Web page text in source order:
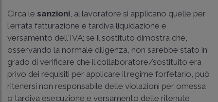
Circa le sanzioni , al lavoratore si applicano quelle per
l'errata fatturazione e tardiva liquidazione e
versamento dell'IVA; se il sostituto dimostra che,
osservando la normale diligenza, non sarebbe stato in
grado di verificare che il collaboratore/sostituito era
privo dei requisiti per applicare il regime forfetario, può
ritenersi non responsabile delle violazioni per omessa
o tardiva esecuzione e versamento delle ritenute,